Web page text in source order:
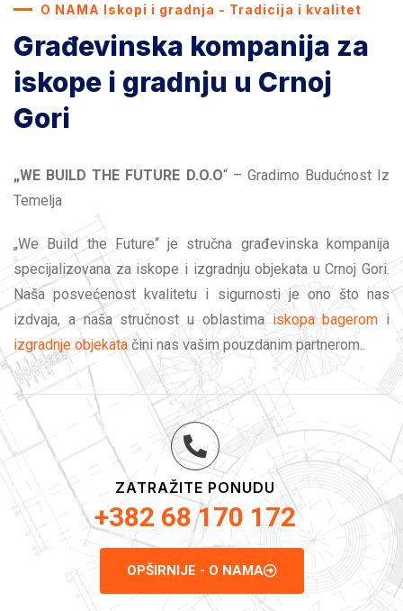
O NAMA Iskopi i gradnja - Tradicija i kvalitet
Građevinska kompanija za
iskope i gradnju u Crnoj
Gori
„WE BUILD THE FUTURE D.O.O“ – Gradimo Budućnost Iz
Temelja
„We Build the Future“ je stručna građevinska kompanija
specijalizovana za iskope i izgradnju objekata u Crnoj Gori.
Naša posvećenost kvalitetu i sigurnosti je ono što nas
izdvaja, a naša stručnost u oblastimaiskopa bagerom i
izgradnje objekata čini nas vašim pouzdanim partnerom..
ZATRAŽITE PONUDU
+382 68 170 172
OPŠIRNIJE - O NAMA